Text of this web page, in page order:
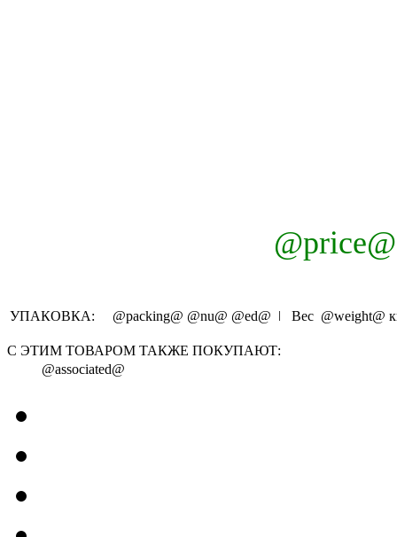
@price@
УПАКОВКА: @packing@ @nu@ @ed@ ǀ Вес @weight@
С ЭТИМ ТОВАРОМ ТАКЖЕ ПОКУПАЮТ:
@associated@